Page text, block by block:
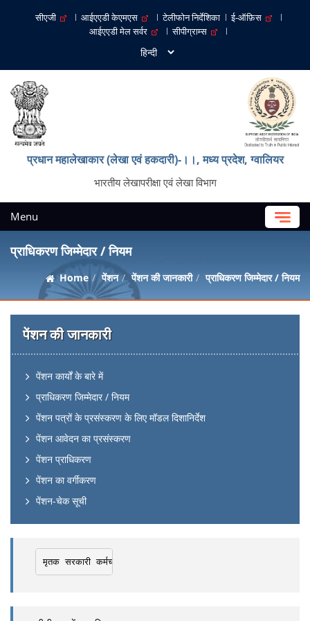
सीएजी आईएएडी केएमएस टेलीफोन निर्देशिका
ई-ऑफ़िस
आईएएडी मेल सर्वर
सीपीग्राम्स
प्रधान महालेखाकार (लेखा एवं हकदारी)-।।, मध्‍य प्रदेश, ग्‍वालियर
भारतीय लेखापरीक्षा एवं लेखा विभाग
Menu
प्राधिकरण जिम्मेदार / नियम
Home पेंशन पेंशन की जानकारी प्राधिकरण जिम्मेदार / नियम
पेंशन की जानकारी
पेंशन कार्यों के बारे में
प्राधिकरण जिम्मेदार / नियम
पेंशन पत्रों के प्रसंस्करण के लिए मॉडल दिशानिर्देश
पेंशन आवेदन का प्रसंस्करण
पेंशन प्राधिकरण
पेंशन का वर्गीकरण
पेंशन-चेक सूची
मृतक सरकारी कर्मचारी के परिजनों से समन्वय के लिए नोडल अधिकारी